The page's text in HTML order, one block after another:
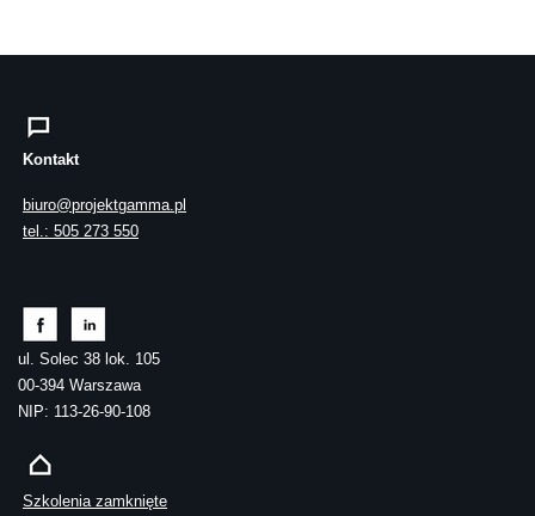
Kontakt
biuro@projektgamma.pl
tel.: 505 273 550
ul. Solec 38 lok. 105
00-394 Warszawa
NIP: 113-26-90-108
Szkolenia zamknięte